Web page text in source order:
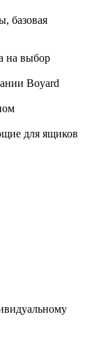
базовая
на выбор
Boyard
для ящиков